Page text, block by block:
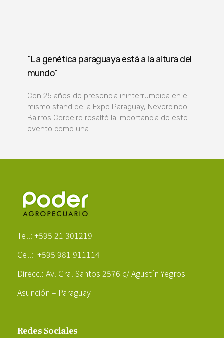
“La genética paraguaya está a la altura del
mundo”
Con 25 años de presencia ininterrumpida en el
mismo stand de la Expo Paraguay, Nevercindo
Bairros Cordeiro resaltó la importancia de este
evento como una
Tel.: +595 21 301219
Cel.: +595 981 911114
Direcc.: Av. Gral Santos 2576 c/ Agustín Yegros
Asunción – Paraguay
Redes Sociales